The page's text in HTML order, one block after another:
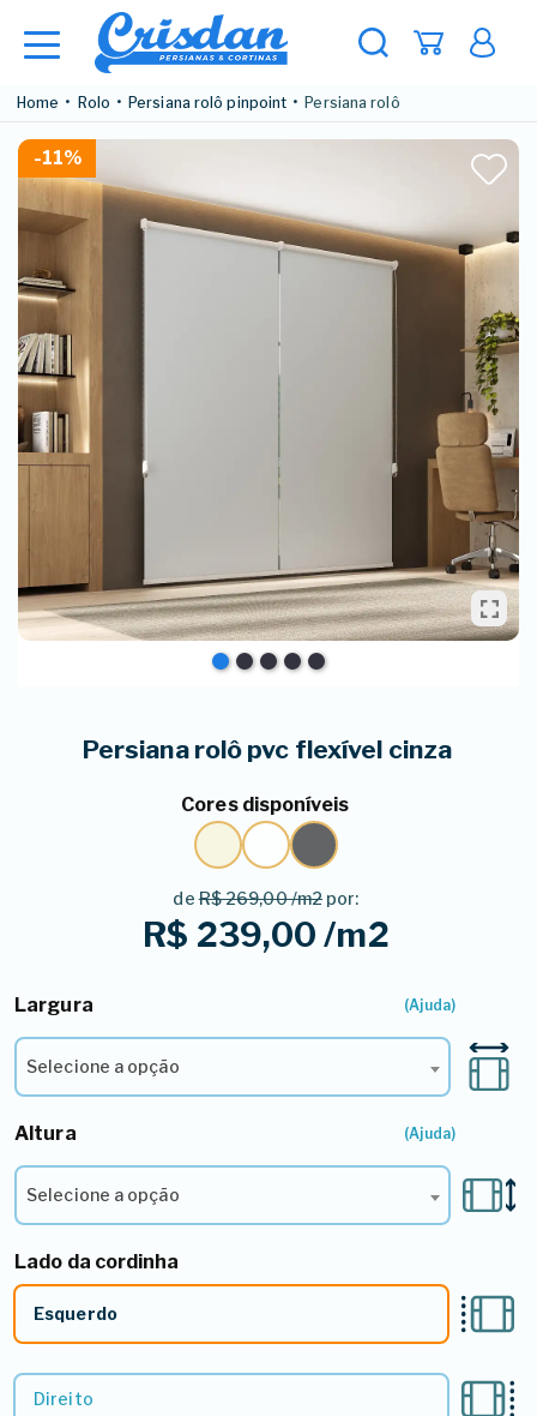
Home Rolo Persiana rolô pinpoint Persiana rolô
-11%
Persiana rolô pvc flexível cinza
Cores disponíveis
deR$ 269,00 /m2 por:
R$ 239,00 /m2
1º - Selecione a Largura*
Largura (Ajuda)
Selecione a opção
2º - Selecione a Altura*
Altura (Ajuda)
Selecione a opção
3º - Lado do Comando
Lado da cordinha
Esquerdo
Direito